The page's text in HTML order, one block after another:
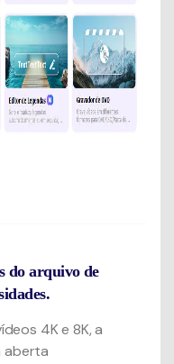
do arquivo de
4K e 8K, a
aberta